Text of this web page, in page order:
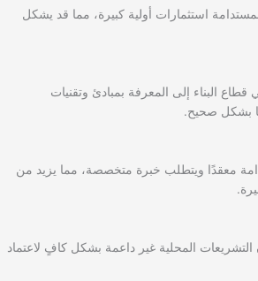
استثمارات أولية كبيرة، مما قد يشكل
قطاع البناء إلى المعرفة بمبادئ وتقنيات
بشكل صحيح.
معقدًا ويتطلب خبرة متخصصة، مما يزيد من
المحلية غير داعمة بشكل كافٍ لاعتماد